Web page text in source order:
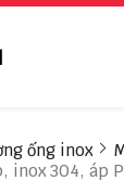
ống inox
304, áp